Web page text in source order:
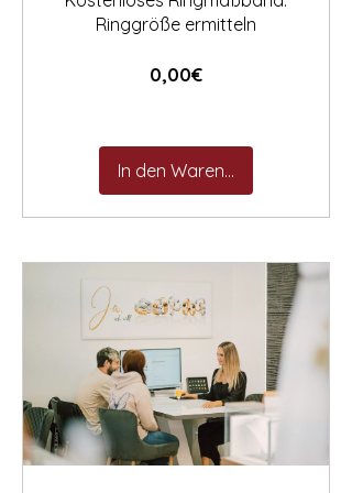
Ringgröße ermitteln
0,00€Preis
In den Warenkorb